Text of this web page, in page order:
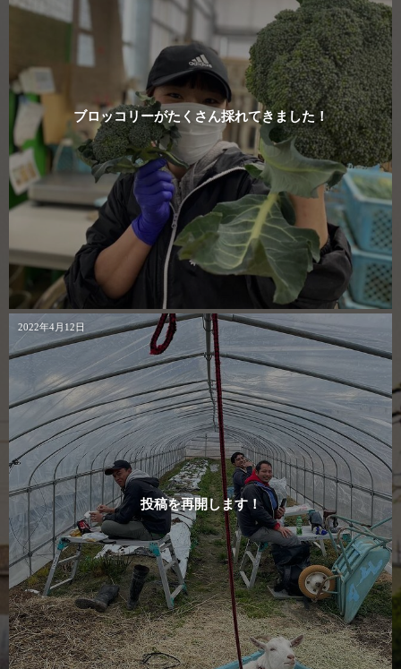
ブロッコリーがたくさん採れてきました！
2022年4月12日
投稿を再開します！